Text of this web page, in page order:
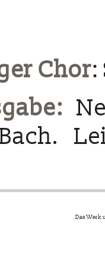
Chor:
Das Werk